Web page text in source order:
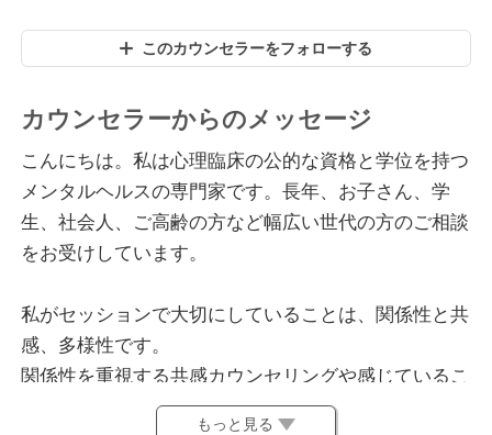
このカウンセラーをフォローする
カウンセラーからのメッセージ
こんにちは。私は心理臨床の公的な資格と学位を持つ
メンタルヘルスの専門家です。長年、お子さん、学
生、社会人、ご高齢の方など幅広い世代の方のご相談
をお受けしています。
私がセッションで大切にしていることは、関係性と共
感、多様性です。
関係性を重視する共感カウンセリングや感じているこ
と、感情にフォーカスしたセッションも大切にしてい
もっと見る